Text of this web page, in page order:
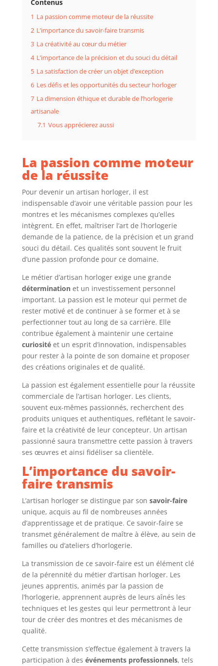
Contenus
1 La passion comme moteur de la réussite
2 L’importance du savoir-faire transmis
3 La créativité au cœur du métier
4 L’importance de la précision et du souci du détail
5 La satisfaction de créer un objet d’exception
6 Les défis et les opportunités du secteur horloger
7 La dimension éthique et durable de l’horlogerie
artisanale
7.1 Vous apprécierez aussi
La passion comme moteur
de la réussite
Pour devenir un artisan horloger, il est
indispensable d’avoir une véritable passion pour les
montres et les mécanismes complexes qu’elles
intègrent. En effet, maîtriser l’art de l’horlogerie
demande de la patience, de la précision et un grand
souci du détail. Ces qualités sont souvent le fruit
d’une passion profonde pour ce domaine.
Le métier d’artisan horloger exige une grande
déterminationet un investissement personnel
important. La passion est le moteur qui permet de
rester motivé et de continuer à se former et à se
perfectionner tout au long de sa carrière. Elle
contribue également à maintenir une certaine
curiositéet un esprit d’innovation, indispensables
pour rester à la pointe de son domaine et proposer
des créations originales et de qualité.
La passion est également essentielle pour la réussite
commerciale de l’artisan horloger. Les clients,
souvent eux-mêmes passionnés, recherchent des
produits uniques et authentiques, reflétant le savoir-
faire et la créativité de leur concepteur. Un artisan
passionné saura transmettre cette passion à travers
ses œuvres et ainsi fidéliser sa clientèle.
L’importance du savoir-
faire transmis
L’artisan horloger se distingue par son savoir-faire
unique, acquis au fil de nombreuses années
d’apprentissage et de pratique. Ce savoir-faire se
transmet généralement de maître à élève, au sein de
familles ou d’ateliers d’horlogerie.
La transmission de ce savoir-faire est un élément clé
de la pérennité du métier d’artisan horloger. Les
jeunes apprentis, animés par la passion de
l’horlogerie, apprennent auprès de leurs aînés les
techniques et les gestes qui leur permettront à leur
tour de créer des montres et des mécanismes de
qualité.
Cette transmission s’effectue également à travers la
participation à des événements professionnels, tels